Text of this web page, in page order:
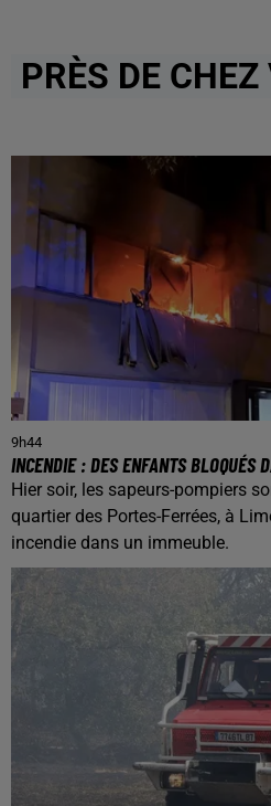
PRÈS DE CHEZ
9h44
INCENDIE : DES ENFANTS BLOQUÉS
Hier soir, les sapeurs-pompiers
quartier des Portes-Ferrées, à
incendie dans un immeuble.